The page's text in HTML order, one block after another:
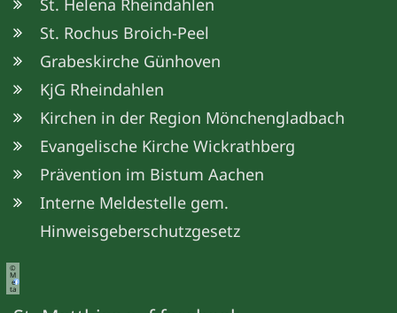
St. Rochus Broich-Peel
Grabeskirche Günhoven
KjG Rheindahlen
Kirchen in der Region Mönchengladbach
Evangelische Kirche Wickrathberg
Prävention im Bistum Aachen
Interne Meldestelle gem.
Hinweisgeberschutzgesetz
©
M
e
ta